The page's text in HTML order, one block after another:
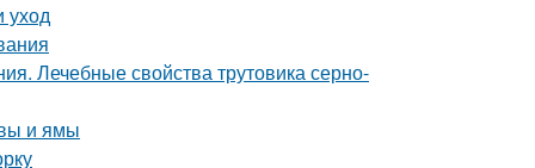
уход
Лечебные свойства трутовика серно-
и ямы